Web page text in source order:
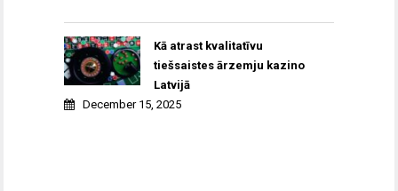
Kā atrast kvalitatīvu
tiešsaistes ārzemju kazino
Latvijā
December 15, 2025